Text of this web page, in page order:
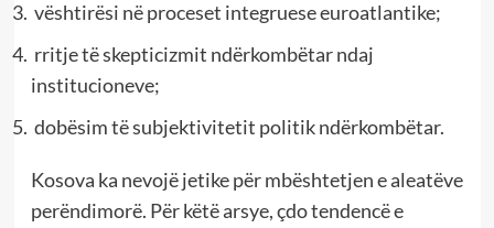
vështirësi në proceset integruese euroatlantike;
rritje të skepticizmit ndërkombëtar ndaj
institucioneve;
dobësim të subjektivitetit politik ndërkombëtar.
Kosova ka nevojë jetike për mbështetjen e aleatëve
perëndimorë. Për këtë arsye, çdo tendencë e